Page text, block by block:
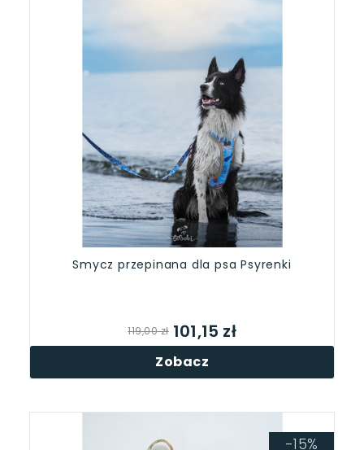
Smycz przepinana dla psa Psyrenki
119,00 zł 101,15 zł
Zobacz
-15%